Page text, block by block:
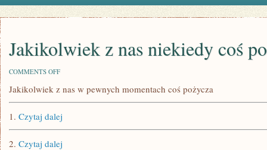
Jakikolwiek z nas niekiedy coś
COMMENTS OFFON
Z
COŚ
POŻYCZA
Jakikolwiek z nas w pewnych momentach coś pożycza
1. Czytaj dalej
2. Czytaj dalej